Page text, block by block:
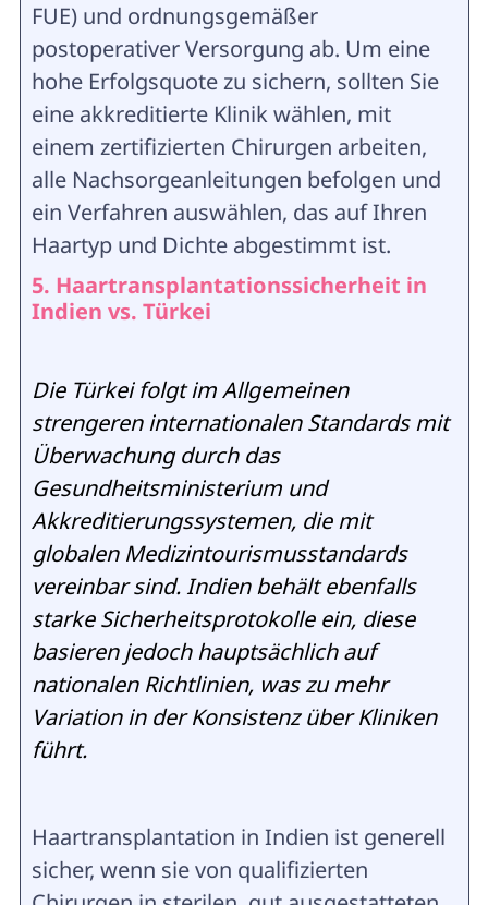
FUE) und ordnungsgemäßer
postoperativer Versorgung ab. Um eine
hohe Erfolgsquote zu sichern, sollten Sie
eine akkreditierte Klinik wählen, mit
einem zertifizierten Chirurgen arbeiten,
alle Nachsorgeanleitungen befolgen und
ein Verfahren auswählen, das auf Ihren
Haartyp und Dichte abgestimmt ist.
5. Haartransplantationssicherheit in
Indien vs. Türkei
Die Türkei folgt im Allgemeinen
strengeren internationalen Standards mit
Überwachung durch das
Gesundheitsministerium und
Akkreditierungssystemen, die mit
globalen Medizintourismusstandards
vereinbar sind. Indien behält ebenfalls
starke Sicherheitsprotokolle ein, diese
basieren jedoch hauptsächlich auf
nationalen Richtlinien, was zu mehr
Variation in der Konsistenz über Kliniken
führt.
Haartransplantation in Indien ist generell
sicher, wenn sie von qualifizierten